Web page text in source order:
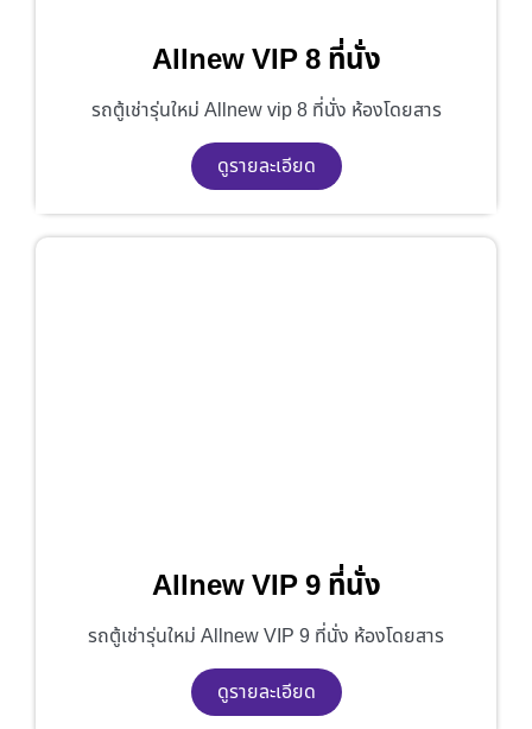
Allnew VIP 8 ที่นั่ง
รถตู้เช่ารุ่นใหม่ Allnew vip 8 ที่นั่ง ห้องโดยสาร
ดูรายละเอียด
Allnew VIP 9 ที่นั่ง
รถตู้เช่ารุ่นใหม่ Allnew VIP 9 ที่นั่ง ห้องโดยสาร
ดูรายละเอียด